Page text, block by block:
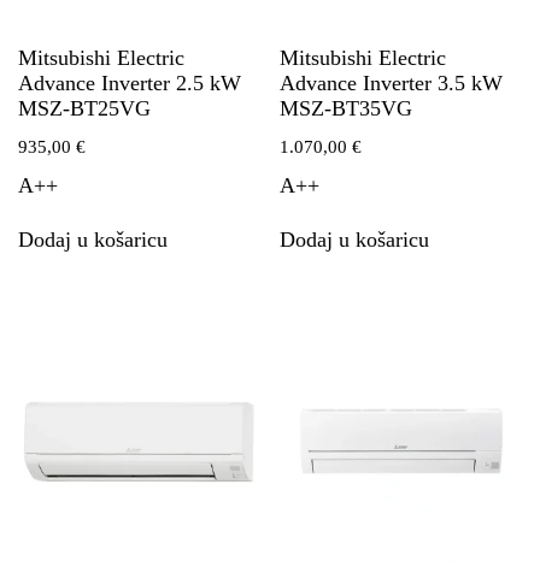
Mitsubishi Electric
Advance Inverter 2.5 kW
MSZ-BT25VG
935,00 €
A++
Dodaj u košaricu
Mitsubishi Electric
Advance Inverter 3.5 kW
MSZ-BT35VG
1.070,00€
A++
Dodaj u košaricu